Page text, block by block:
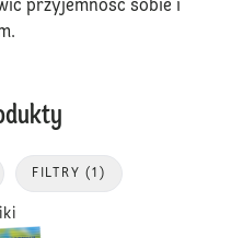
przyjemność sobie i
FILTRY (1)